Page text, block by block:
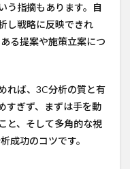
う指摘もあります。自
し戦略に反映できれ
る提案や施策立案につ
れば、3C分析の質と有
すぎず、まずは手を動
と、そして多角的な視
成功のコツです。